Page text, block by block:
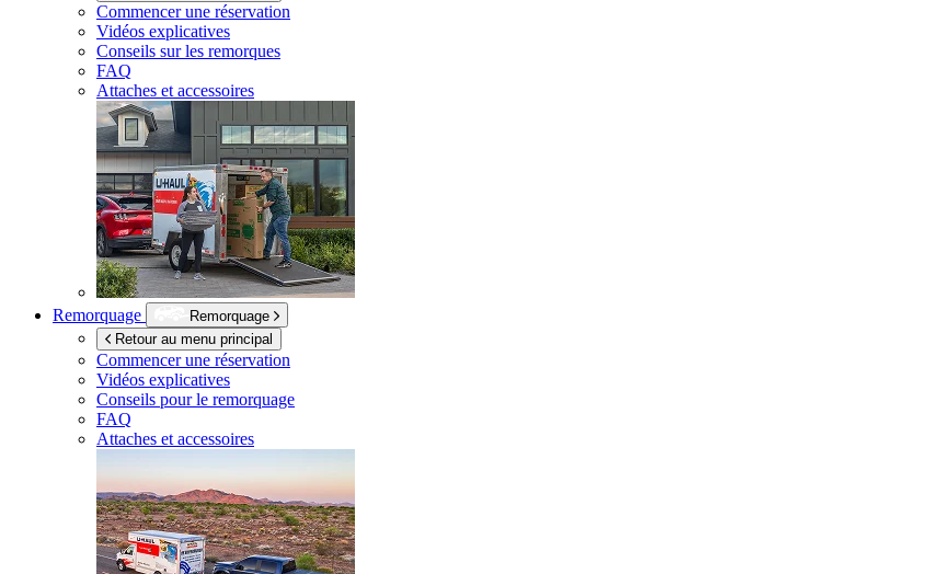
Commencer une réservation
Vidéos explicatives
Conseils sur les remorques
FAQ
Attaches et accessoires
Remorquage
Remorquage
Retour au menu principal
Commencer une réservation
Vidéos explicatives
Conseils pour le remorquage
FAQ
Attaches et accessoires